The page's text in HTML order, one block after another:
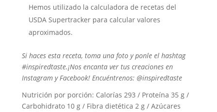
Hemos utilizado la calculadora de recetas del
USDA Supertracker para calcular valores
aproximados.
Si haces esta receta, toma una foto y ponle el hashtag
#inspiredtaste.¡Nos encanta ver tus creaciones en
Instagram y Facebook! Encuéntrenos: @inspiredtaste
Nutrición por porción: Calorías 293 / Proteína 35 g /
Carbohidrato 10 g / Fibra dietética 2 g / Azúcares